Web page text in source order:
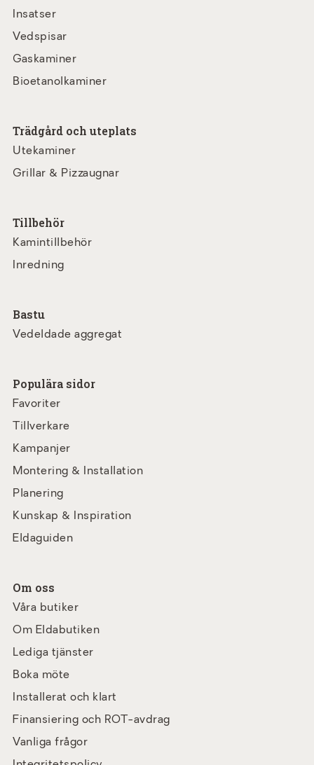
Insatser
Vedspisar
Gaskaminer
Bioetanolkaminer
Trädgård och uteplats
Utekaminer
Grillar & Pizzaugnar
Tillbehör
Kamintillbehör
Inredning
Bastu
Vedeldade aggregat
Populära sidor
Favoriter
Tillverkare
Kampanjer
Montering & Installation
Planering
Kunskap & Inspiration
Eldaguiden
Om oss
Våra butiker
Om Eldabutiken
Lediga tjänster
Boka möte
Installerat och klart
Finansiering och ROT-avdrag
Vanliga frågor